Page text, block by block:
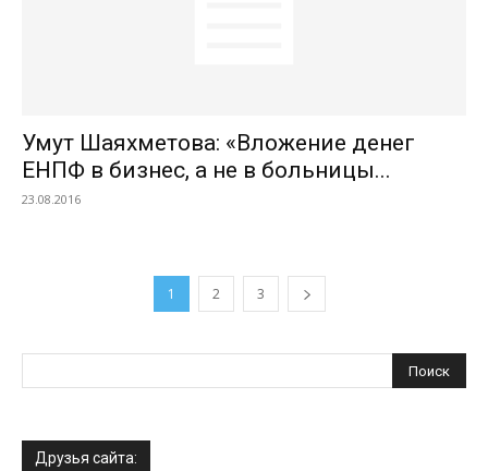
Умут Шаяхметова: «Вложение денег
ЕНПФ в бизнес, а не в больницы...
23.08.2016
1 2 3
Друзья сайта: